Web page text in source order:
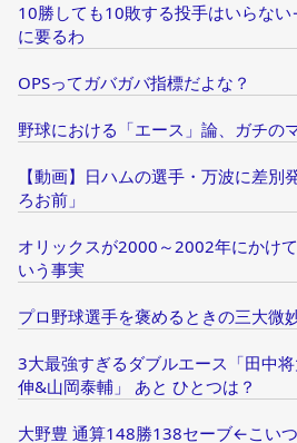
10勝しても10敗する投手はいらな
に要るわ
OPSってガバガバ指標だよな？
野球における「エース」論、ガチの
【動画】日ハムの選手・万波に差別
ろお前」
オリックスが2000～2002年にかけ
いう事実
プロ野球選手を褒めるときの三大微
3大最強すぎるダブルエース「田中
伸&山岡泰輔」 あと ひとつは？
大野豊 通算148勝138セーブ←こい